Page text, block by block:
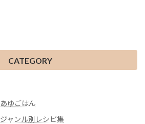
CATEGORY
あゆごはん
ジャンル別レシピ集